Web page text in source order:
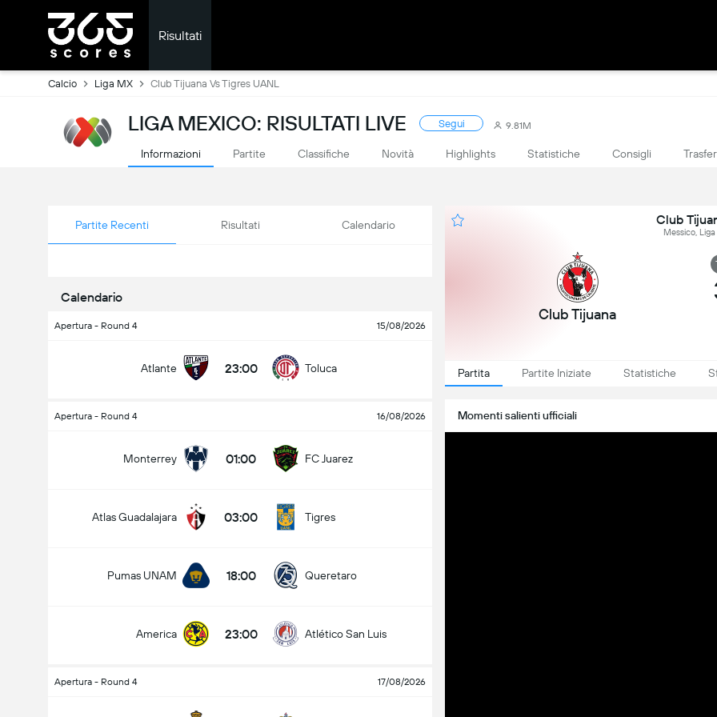
Risultati
Calcio Liga MX Club Tijuana Vs Tigres UANL
LIGA MEXICO: RISULTATI LIVE Segui 9.81M
Informazioni Partite Classifiche Novità Highlights Statistiche Consigli
Partite Recenti Risultati Calendario
Calendario
Apertura - Round 4 15/08/2026
Atlante 23:00 Toluca
Apertura - Round 4 16/08/2026
Monterrey 01:00 FC Juarez
Atlas Guadalajara 03:00 Tigres
Pumas UNAM 18:00 Queretaro
America 23:00 Atlético San Luis
Apertura - Round 4 17/08/2026
Club
Messico,
Club Tijuana
Partita Partite Iniziate Statistiche
Momenti salienti ufficiali